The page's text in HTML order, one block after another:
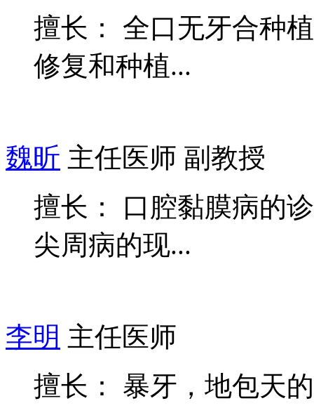
擅长： 全口无牙合种
修复和种植...
魏昕 主任医师 副教授
擅长： 口腔黏膜病的
尖周病的现...
李明 主任医师
擅长： 暴牙，地包天